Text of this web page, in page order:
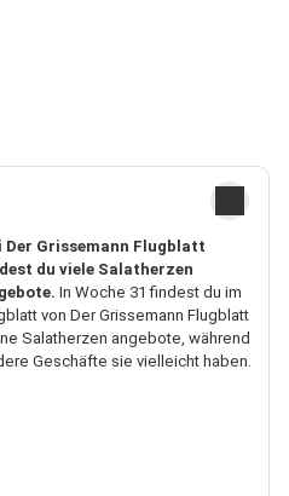
Der Grissemann Flugblatt
du viele Salatherzen
In Woche 31 findest du im
von Der Grissemann Flugblatt
Salatherzen angebote, während
Geschäfte sie vielleicht haben.